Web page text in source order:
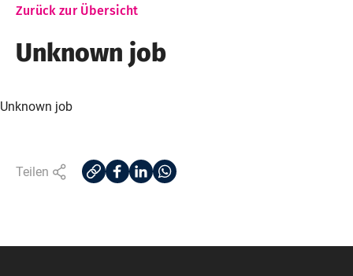
Zurück zur Übersicht
Unknown job
Unknown job
Teilen